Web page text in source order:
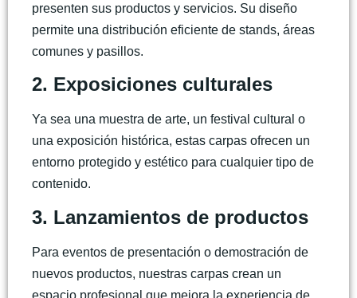
presenten sus productos y servicios. Su diseño
permite una distribución eficiente de stands, áreas
comunes y pasillos.
2. Exposiciones culturales
Ya sea una muestra de arte, un festival cultural o
una exposición histórica, estas carpas ofrecen un
entorno protegido y estético para cualquier tipo de
contenido.
3. Lanzamientos de productos
Para eventos de presentación o demostración de
nuevos productos, nuestras carpas crean un
espacio profesional que mejora la experiencia de